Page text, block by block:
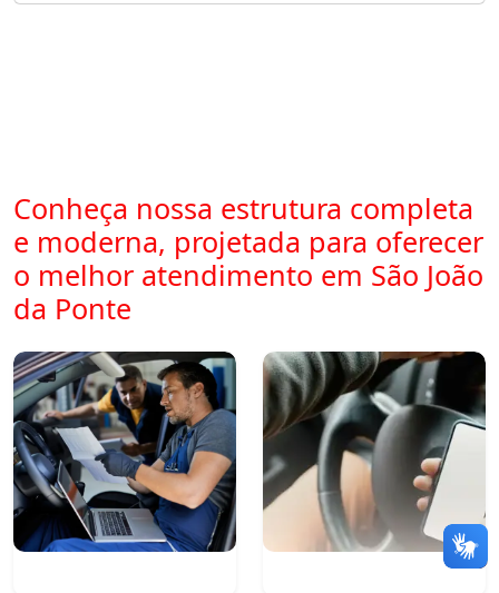
Conheça nossa estrutura completa
e moderna, projetada para oferecer
o melhor atendimento em São João
da Ponte